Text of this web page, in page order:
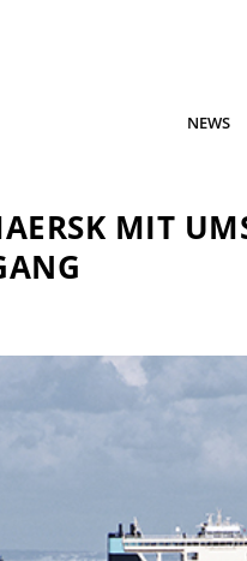
NEWS
MIT